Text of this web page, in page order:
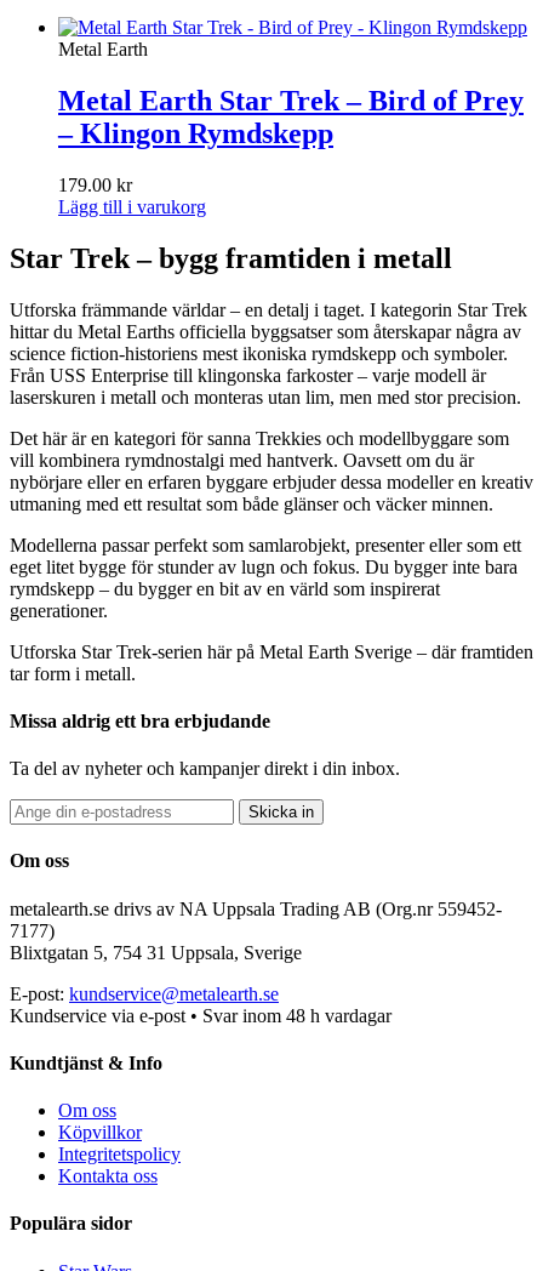
Metal Earth
Metal Earth Star Trek – Bird of Prey
– Klingon Rymdskepp
179.00 kr
Lägg till i varukorg
Star Trek – bygg framtiden i metall
Utforska främmande världar – en detalj i taget. I kategorin Star Trek
hittar du Metal Earths officiella byggsatser som återskapar några av
science fiction-historiens mest ikoniska rymdskepp och symboler.
Från USS Enterprise till klingonska farkoster – varje modell är
laserskuren i metall och monteras utan lim, men med stor precision.
Det här är en kategori för sanna Trekkies och modellbyggare som
vill kombinera rymdnostalgi med hantverk. Oavsett om du är
nybörjare eller en erfaren byggare erbjuder dessa modeller en kreativ
utmaning med ett resultat som både glänser och väcker minnen.
Modellerna passar perfekt som samlarobjekt, presenter eller som ett
eget litet bygge för stunder av lugn och fokus. Du bygger inte bara
rymdskepp – du bygger en bit av en värld som inspirerat
generationer.
Utforska Star Trek-serien här på Metal Earth Sverige – där framtiden
tar form i metall.
Missa aldrig ett bra erbjudande
Ta del av nyheter och kampanjer direkt i din inbox.
Skicka in
Om oss
metalearth.se drivs av NA Uppsala Trading AB (Org.nr 559452-
7177)
Blixtgatan 5, 754 31 Uppsala, Sverige
E-post: kundservice@metalearth.se
Kundservice via e-post • Svar inom 48 h vardagar
Kundtjänst & Info
Om oss
Köpvillkor
Integritetspolicy
Kontakta oss
Populära sidor